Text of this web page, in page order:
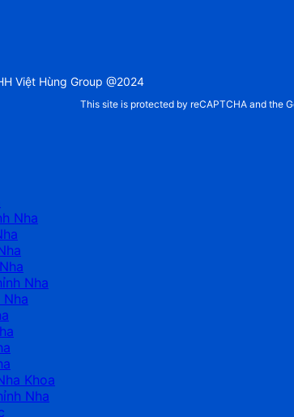
Việt Hùng Group @2024
This site is protected by reCAPTCHA and the
Nha
Nha
Khoa
Nha